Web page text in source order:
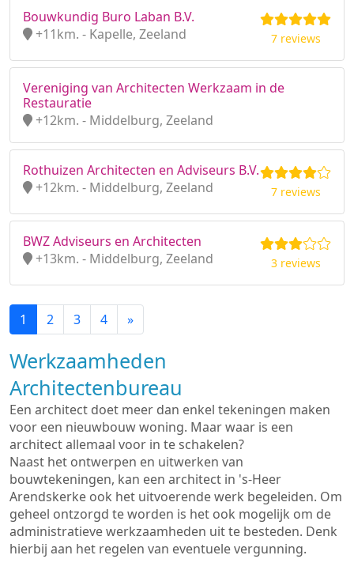
Bouwkundig Buro Laban B.V.
+11km. - Kapelle, Zeeland
7 reviews
Vereniging van Architecten Werkzaam in de
Restauratie
+12km. - Middelburg, Zeeland
Rothuizen Architecten en Adviseurs B.V.
+12km. - Middelburg, Zeeland
7 reviews
BWZ Adviseurs en Architecten
+13km. - Middelburg, Zeeland
3 reviews
1 2 3 4 »
Werkzaamheden
Architectenbureau
Een architect doet meer dan enkel tekeningen maken
voor een nieuwbouw woning. Maar waar is een
architect allemaal voor in te schakelen?
Naast het ontwerpen en uitwerken van
bouwtekeningen, kan een architect in 's-Heer
Arendskerke ook het uitvoerende werk begeleiden. Om
geheel ontzorgd te worden is het ook mogelijk om de
administratieve werkzaamheden uit te besteden. Denk
hierbij aan het regelen van eventuele vergunning.